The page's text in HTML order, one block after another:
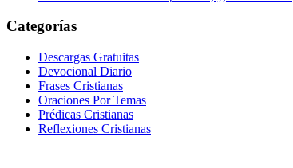
Categorías
Descargas Gratuitas
Devocional Diario
Frases Cristianas
Oraciones Por Temas
Prédicas Cristianas
Reflexiones Cristianas